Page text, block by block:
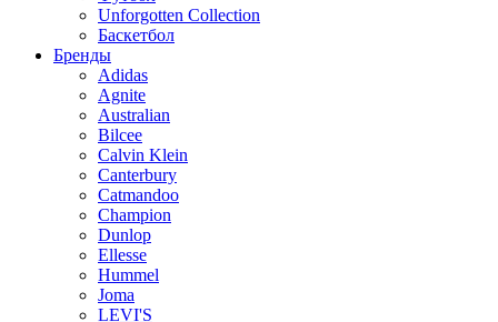
Unforgotten Collection
Баскетбол
Бренды
Adidas
Agnite
Australian
Bilcee
Calvin Klein
Canterbury
Catmandoo
Champion
Dunlop
Ellesse
Hummel
Joma
LEVI'S